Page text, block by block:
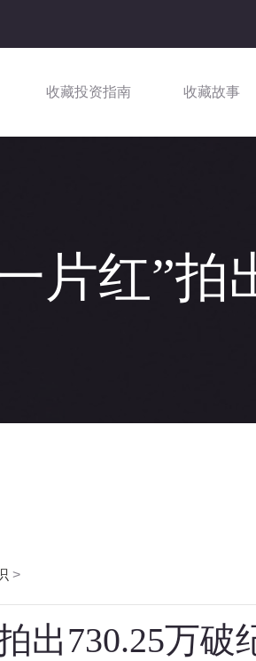
收藏投资指南 收藏故事
片红”拍
>
出730.25万破